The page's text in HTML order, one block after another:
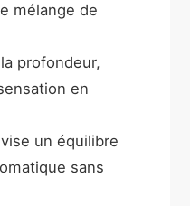
mélange de
profondeur,
en
un équilibre
sans